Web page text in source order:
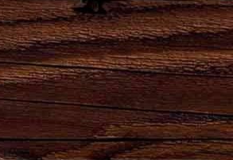
8-800-100-16-50
ОБРАТНЫЙ ЗВОНОК
gost@bryanskpivo.ru